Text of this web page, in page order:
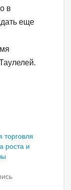
в
еще
торговля
роста и